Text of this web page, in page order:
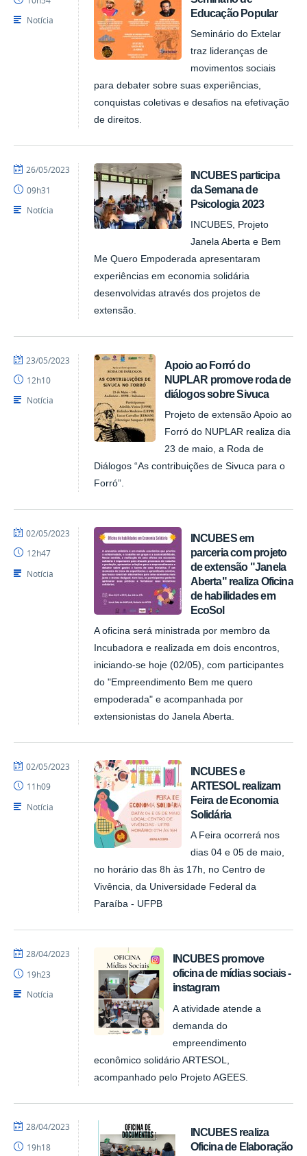
Educação Popular
Seminário do Extelar
traz lideranças de
movimentos sociais
para debater sobre suas experiências,
conquistas coletivas e desafios na efetivação
de direitos.
Notícia
INCUBES participa
da Semana de
Psicologia 2023
INCUBES, Projeto
Janela Aberta e Bem
Me Quero Empoderada apresentaram
experiências em economia solidária
desenvolvidas através dos projetos de
extensão.
por
publicado
26/05/2023
09h31
Notícia
Apoio ao Forró do
NUPLAR promove roda de
diálogos sobre Sivuca
Projeto de extensão Apoio ao
Forró do NUPLAR realiza dia
23 de maio, a Roda de
Diálogos “As contribuições de Sivuca para o
Forró”.
por
publicado
23/05/2023
12h10
Notícia
INCUBES em
parceria com projeto
de extensão "Janela
Aberta" realiza Oficina
de habilidades em
EcoSol
A oficina será ministrada por membro da
Incubadora e realizada em dois encontros,
iniciando-se hoje (02/05), com participantes
do "Empreendimento Bem me quero
empoderada" e acompanhada por
extensionistas do Janela Aberta.
por
publicado
02/05/2023
12h47
Notícia
INCUBES e
ARTESOL realizam
Feira de Economia
Solidária
A Feira ocorrerá nos
dias 04 e 05 de maio,
no horário das 8h às 17h, no Centro de
Vivência, da Universidade Federal da
Paraíba - UFPB
por
publicado
02/05/2023
11h09
Notícia
INCUBES promove
oficina de mídias sociais -
instagram
A atividade atende a
demanda do
empreendimento
econômico solidário ARTESOL,
acompanhado pelo Projeto AGEES.
por
publicado
28/04/2023
19h23
Notícia
INCUBES realiza
Oficina de Elaboração
por
publicado
28/04/2023
19h18